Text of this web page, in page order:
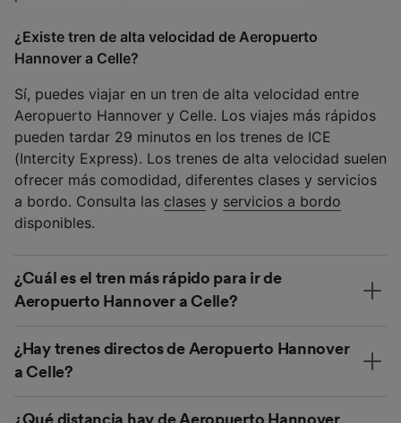
¿Existe tren de alta velocidad de Aeropuerto
Hannover a Celle?
Sí, puedes viajar en un tren de alta velocidad entre
Aeropuerto Hannover y Celle. Los viajes más rápidos
pueden tardar 29 minutos en los trenes de ICE
(Intercity Express). Los trenes de alta velocidad suelen
ofrecer más comodidad, diferentes clases y servicios
a bordo. Consulta las clases y servicios a bordo
disponibles.
¿Cuál es el tren más rápido para ir de
Aeropuerto Hannover a Celle?
¿Hay trenes directos de Aeropuerto Hannover
a Celle?